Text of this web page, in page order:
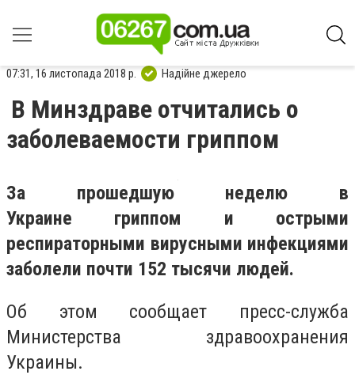
07:31, 16 листопада 2018 р. Надійне джерело
В Минздраве отчитались о
заболеваемости гриппом
За прошедшую неделю в
Украине гриппом и острыми
респираторными вирусными инфекциями
заболели почти 152 тысячи людей.
Об этом сообщает пресс-служба
Министерства здравоохранения
Украины.